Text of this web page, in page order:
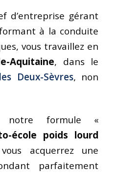
d’entreprise gérant
à la conduite
vous travaillez en
Aquitaine, dans le
Deux-Sèvres, non
notre formule «
école poids lourd
acquerrez une
parfaitement